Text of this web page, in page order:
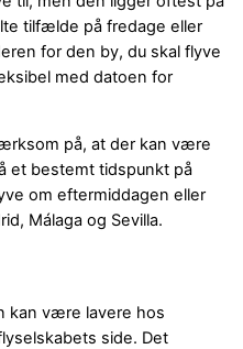
tilfælde på fredage eller
for den by, du skal flyve
med datoen for
på, at der kan være
et bestemt tidspunkt på
om eftermiddagen eller
Málaga og Sevilla.
kan være lavere hos
side. Det